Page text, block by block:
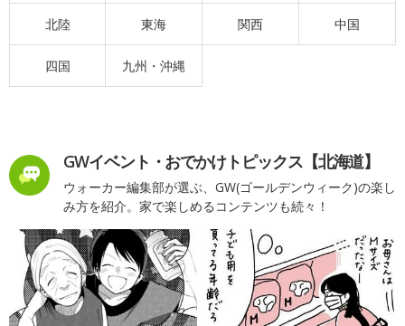
北陸 東海 関西 中国
四国 九州・沖縄
GWイベント・おでかけトピックス【北海道】
ウォーカー編集部が選ぶ、GW(ゴールデンウィーク)の楽し
み方を紹介。家で楽しめるコンテンツも続々！